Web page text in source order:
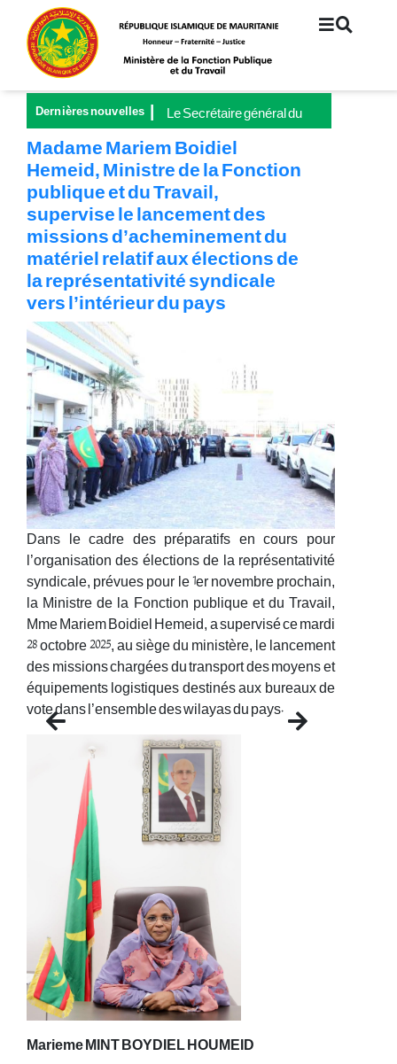
contenu
principal
Dernières nouvelles
Le Secrétaire général du
Ministère de la Fonction
publique et du Travail
préside le lancement de la
Grande Campagne
nationale pour la
couverture universelle de
la sécurité sociale
Madame Mariem Boidiel
Hemeid, Ministre de la Fonction
publique et du Travail,
supervise le lancement des
missions d’acheminement du
matériel relatif aux élections de
la représentativité syndicale
vers l’intérieur du pays
Dans le cadre des préparatifs en cours pour
l’organisation des élections de la représentativité
syndicale, prévues pour le 1er novembre prochain,
la Ministre de la Fonction publique et du Travail,
Mme Mariem Boidiel Hemeid, a supervisé ce mardi
28 octobre 2025, au siège du ministère, le lancement
des missions chargées du transport des moyens et
équipements logistiques destinés aux bureaux de
vote dans l’ensemble des wilayas du pays.
Previous Next
Marieme MINT BOYDIEL HOUMEID